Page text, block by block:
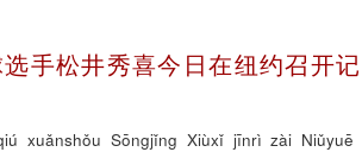
选手松井秀喜今日在纽约召开
xuǎnshǒu Sōngjǐng Xiùxǐ jīnrì zài